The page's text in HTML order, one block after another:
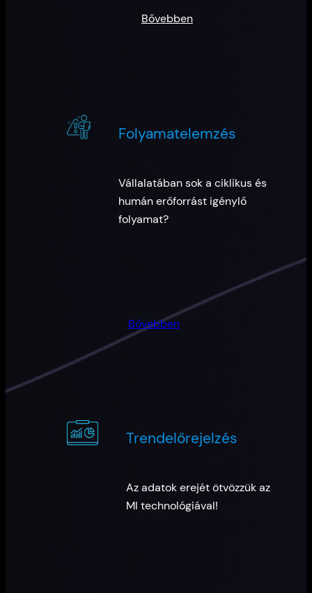
Bővebben
Folyamatelemzés
Vállalatában sok a ciklikus és
humán erőforrást igénylő
folyamat?
Bővebben
Trendelőrejelzés
Az adatok erejét ötvözzük az
MI technológiával!